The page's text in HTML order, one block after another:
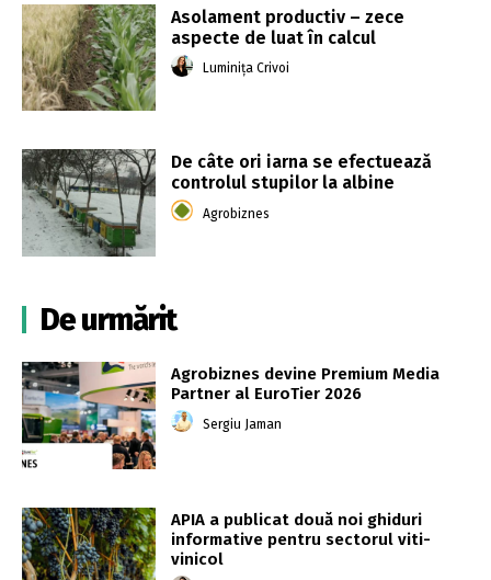
Asolament productiv – zece
aspecte de luat în calcul
Luminița Crivoi
De câte ori iarna se efectuează
controlul stupilor la albine
Agrobiznes
De urmărit
Agrobiznes devine Premium Media
Partner al EuroTier 2026
Sergiu Jaman
APIA a publicat două noi ghiduri
informative pentru sectorul viti-
vinicol